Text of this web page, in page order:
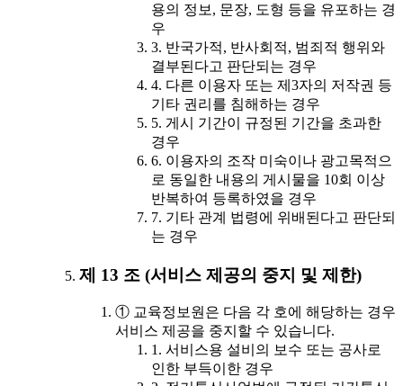
용의 정보, 문장, 도형 등을 유포하는 경
우
3. 반국가적, 반사회적, 범죄적 행위와
결부된다고 판단되는 경우
4. 다른 이용자 또는 제3자의 저작권 등
기타 권리를 침해하는 경우
5. 게시 기간이 규정된 기간을 초과한
경우
6. 이용자의 조작 미숙이나 광고목적으
로 동일한 내용의 게시물을 10회 이상
반복하여 등록하였을 경우
7. 기타 관계 법령에 위배된다고 판단되
는 경우
제 13 조 (서비스 제공의 중지 및 제한)
① 교육정보원은 다음 각 호에 해당하는 경우
서비스 제공을 중지할 수 있습니다.
1. 서비스용 설비의 보수 또는 공사로
인한 부득이한 경우